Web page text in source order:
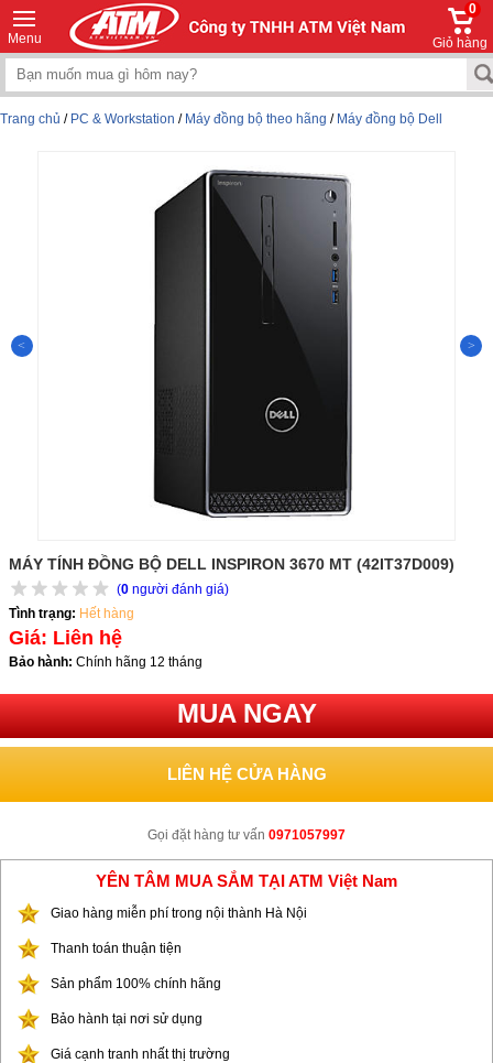
Menu
0
Giỏ hàng
Trang chủ / PC & Workstation / Máy đồng bộ theo hãng / Máy đồng bộ Dell
MÁY TÍNH ĐỒNG BỘ DELL INSPIRON 3670 MT (42IT37D009)
(0 người đánh giá)
Tình trạng: Hết hàng
Giá: Liên hệ
Bảo hành: Chính hãng 12 tháng
MUA NGAY
LIÊN HỆ CỬA HÀNG
Gọi đặt hàng tư vấn 0971057997
YÊN TÂM MUA SẮM TẠI ATM Việt Nam
Giao hàng miễn phí trong nội thành Hà Nội
Thanh toán thuận tiện
Sản phẩm 100% chính hãng
Bảo hành tại nơi sử dụng
Giá cạnh tranh nhất thị trường